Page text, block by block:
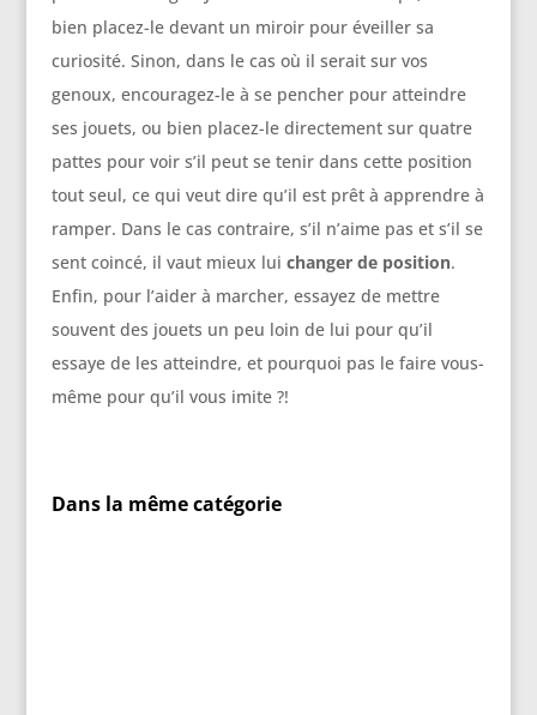
bien placez-le devant un miroir pour éveiller sa
curiosité. Sinon, dans le cas où il serait sur vos
genoux, encouragez-le à se pencher pour atteindre
ses jouets, ou bien placez-le directement sur quatre
pattes pour voir s’il peut se tenir dans cette position
tout seul, ce qui veut dire qu’il est prêt à apprendre à
ramper. Dans le cas contraire, s’il n’aime pas et s’il se
sent coincé, il vaut mieux lui changer de position.
Enfin, pour l’aider à marcher, essayez de mettre
souvent des jouets un peu loin de lui pour qu’il
essaye de les atteindre, et pourquoi pas le faire vous-
même pour qu’il vous imite ?!
Dans la même catégorie